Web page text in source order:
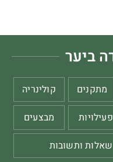
ביער
מתקנים
קולינריה
פעילויות
מבצעים
שאלות ותשובות